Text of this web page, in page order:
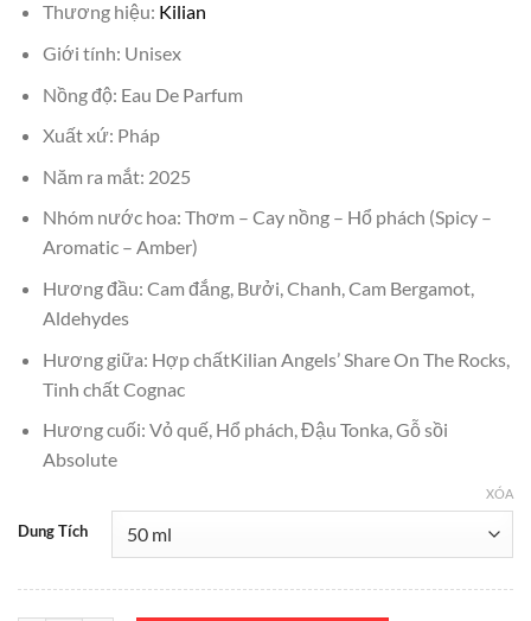
là:
₫5,000,000.
Thương hiệu: Kilian
Giới tính: Unisex
Nồng độ: Eau De Parfum
Xuất xứ: Pháp
Năm ra mắt: 2025
Nhóm nước hoa: Thơm – Cay nồng – Hổ phách (Spicy –
Aromatic – Amber)
Hương đầu: Cam đắng, Bưởi, Chanh, Cam Bergamot,
Aldehydes
Hương giữa: Hợp chấtKilian Angels’ Share On The Rocks,
Tinh chất Cognac
Hương cuối: Vỏ quế, Hổ phách, Đậu Tonka, Gỗ sồi
Absolute
Dung Tích
XÓA